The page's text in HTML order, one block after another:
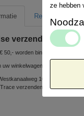
Retour informatie
verzending
50,- worden binnen Nederland
uw winkelwagen betreft, kunt u
10e, 2461 EC Ter
verzenden via POSTNL 1 á
ze hebben